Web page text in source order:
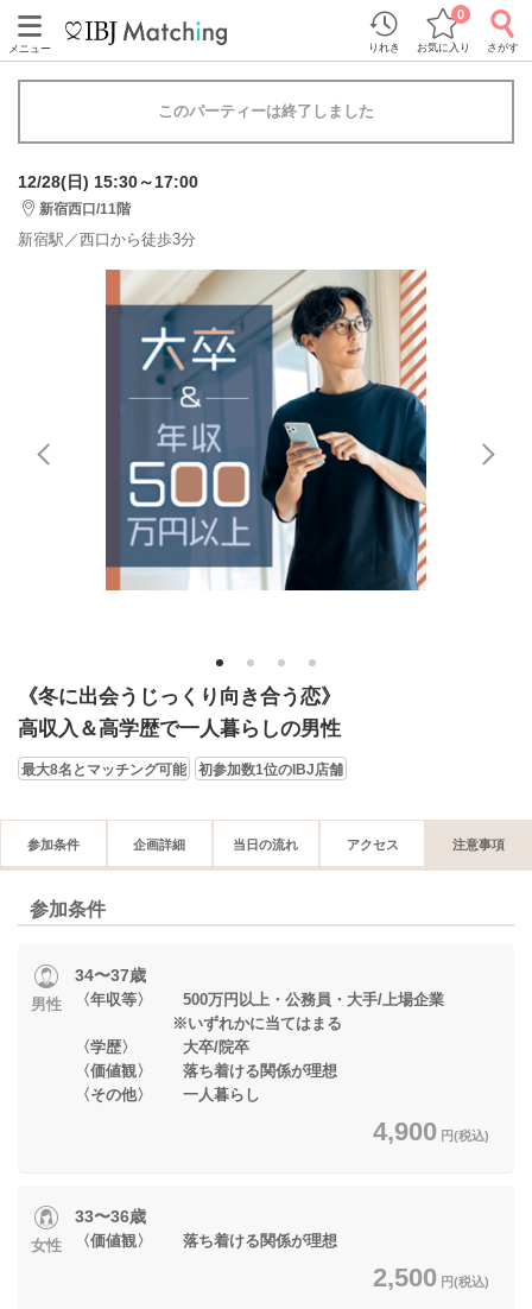
メニュー りれき お気に入り
0
さがす
このパーティーは終了しました
12/28(日) 15:30～17:00
新宿西口/11階
新宿駅／西口から徒歩3分
1 2 3 4
《冬に出会うじっくり向き合う恋》
高収入＆高学歴で一人暮らしの男性
最大8名とマッチング可能 初参加数1位のIBJ店舗
参加条件 企画詳細 当日の流れ アクセス 注意事項
参加条件
男性
34〜37歳
〈年収等〉 500万円以上・公務員・大手/上場企業
※いずれかに当てはまる
〈学歴〉 大卒/院卒
〈価値観〉 落ち着ける関係が理想
〈その他〉 一人暮らし
4,900 円(税込)
女性
33〜36歳
〈価値観〉 落ち着ける関係が理想
2,500 円(税込)